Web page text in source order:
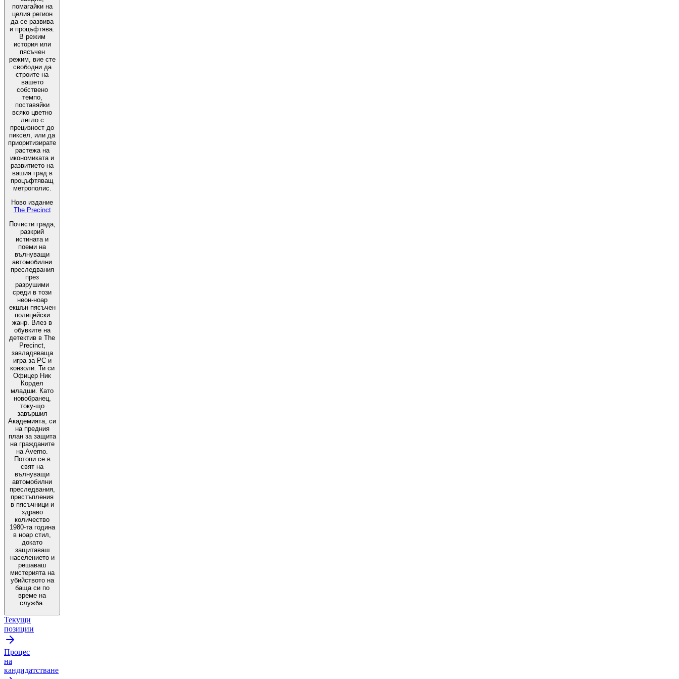
помагайки на
целия регион
да се развива
и процъфтява.
В режим
история или
пясъчен
режим, вие сте
свободни да
строите на
вашето
собствено
темпо,
поставяйки
всяко цветно
легло с
прецизност до
пиксел, или да
приоритизирате
растежа на
икономиката и
развитието на
вашия град в
процъфтяващ
метрополис.
Ново издание
The Precinct
Почисти града,
разкрий
истината и
поеми на
вълнуващи
автомобилни
преследвания
през
разрушими
среди в този
неон-ноар
екшън пясъчен
полицейски
жанр. Влез в
обувките на
детектив в The
Precinct,
завладяваща
игра за PC и
конзоли. Ти си
Офицер Ник
Кордел
младши. Като
новобранец,
току-що
завършил
Академията, си
на предния
план за защита
на гражданите
на Аverno.
Потопи се в
свят на
вълнуващи
автомобилни
преследвания,
престъпления
в пясъчници и
здраво
количество
1980-та година
в ноар стил,
докато
защитаваш
населението и
решаваш
мистерията на
убийството на
баща си по
време на
служба.
Текущи
позиции
Процес
на
кандидатстване